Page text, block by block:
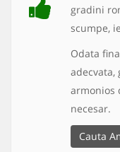
gradini
scumpe,
Odata
adecvata,
armonios
necesar.
Cauta